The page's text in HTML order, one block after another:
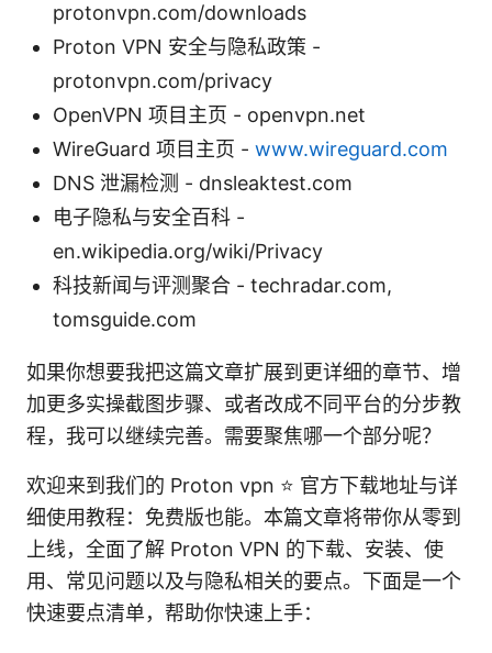
protonvpn.com/downloads
Proton VPN 安全与隐私政策 -
protonvpn.com/privacy
OpenVPN 项目主页 - openvpn.net
WireGuard 项目主页 - www.wireguard.com
DNS 泄漏检测 - dnsleaktest.com
电子隐私与安全百科 -
en.wikipedia.org/wiki/Privacy
科技新闻与评测聚合 - techradar.com,
tomsguide.com
如果你想要我把这篇文章扩展到更详细的章节、增
加更多实操截图步骤、或者改成不同平台的分步教
程，我可以继续完善。需要聚焦哪一个部分呢？
欢迎来到我们的 Proton vpn ⭐ 官方下载地址与详
细使用教程：免费版也能。本篇文章将带你从零到
上线，全面了解 Proton VPN 的下载、安装、使
用、常见问题以及与隐私相关的要点。下面是一个
快速要点清单，帮助你快速上手：